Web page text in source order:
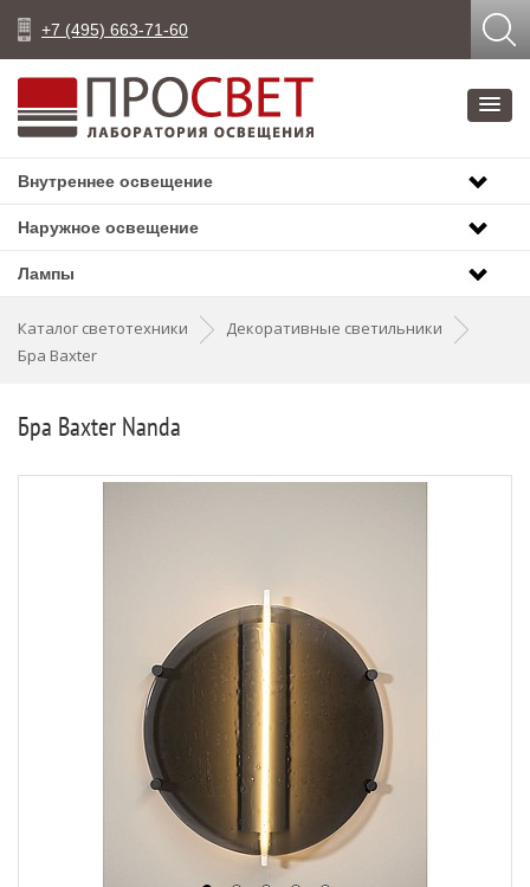
+7 (495) 663-71-60
Внутреннее освещение
Наружное освещение
Лампы
Каталог светотехники
Декоративные светильники
Бра Baxter
Бра Baxter Nanda